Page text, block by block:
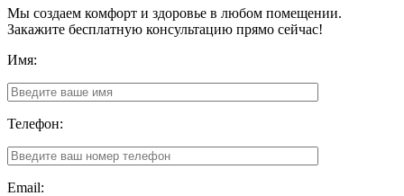
Мы создаем комфорт и здоровье в любом помещении.
Закажите бесплатную консультацию прямо сейчас!
Имя:
Телефон:
Email: